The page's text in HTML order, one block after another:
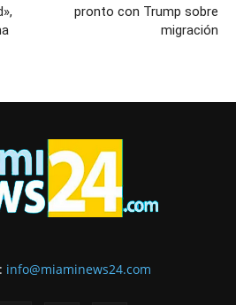
pronto con Trump sobre
migración
info@miaminews24.com